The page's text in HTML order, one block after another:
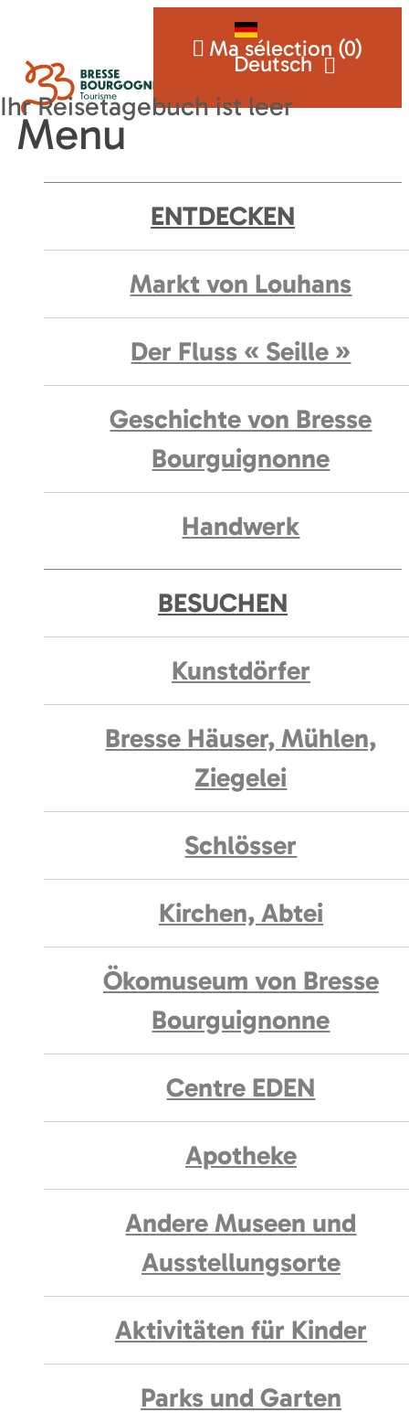
Deutsch
Ma sélection (0)
Menu
ENTDECKEN
Markt von Louhans
Der Fluss « Seille »
Geschichte von Bresse
Bourguignonne
Handwerk
BESUCHEN
Kunstdörfer
Bresse Häuser, Mühlen,
Ziegelei
Schlösser
Kirchen, Abtei
Ökomuseum von Bresse
Bourguignonne
Centre EDEN
Apotheke
Andere Museen und
Ausstellungsorte
Aktivitäten für Kinder
Parks und Garten